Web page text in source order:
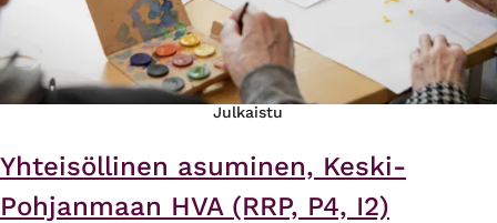
Julkaistu
Yhteisöllinen asuminen, Keski-
Pohjanmaan HVA (RRP, P4, I2)